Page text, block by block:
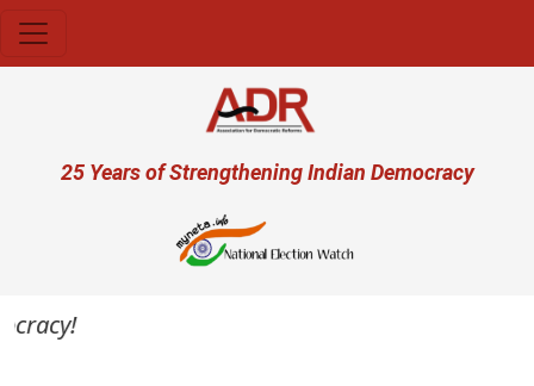
User account menu
25 Years of Strengthening Indian Democracy